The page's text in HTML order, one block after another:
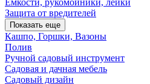
Емкости, рукомойники, лейки
Защита от вредителей
Показать еще
Кашпо, Горшки, Вазоны
Полив
Ручной садовый инструмент
Садовая и дачная мебель
Садовый дизайн